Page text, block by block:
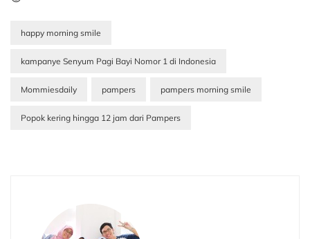
happy morning smile
kampanye Senyum Pagi Bayi Nomor 1 di Indonesia
Mommiesdaily pampers pampers morning smile
Popok kering hingga 12 jam dari Pampers